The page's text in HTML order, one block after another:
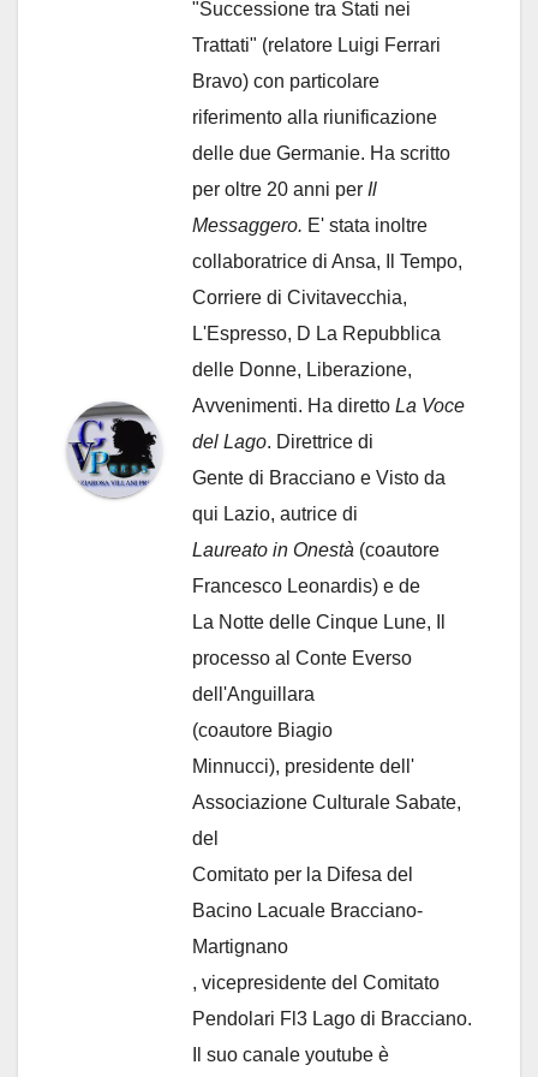
"Successione tra Stati nei
Trattati" (relatore Luigi Ferrari
Bravo) con particolare
riferimento alla riunificazione
delle due Germanie. Ha scritto
per oltre 20 anni per Il
Messaggero. E' stata inoltre
collaboratrice di Ansa, Il Tempo,
Corriere di Civitavecchia,
L'Espresso, D La Repubblica
delle Donne, Liberazione,
Avvenimenti. Ha diretto La Voce
del Lago. Direttrice di
Gente di Bracciano e Visto da
qui Lazio, autrice di
Laureato in Onestà (coautore
Francesco Leonardis) e de
La Notte delle Cinque Lune, Il
processo al Conte Everso
dell'Anguillara
(coautore Biagio
Minnucci), presidente dell'
Associazione Culturale Sabate,
del
Comitato per la Difesa del
Bacino Lacuale Bracciano-
Martignano
, vicepresidente del Comitato
Pendolari Fl3 Lago di Bracciano.
Il suo canale youtube è